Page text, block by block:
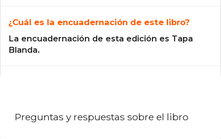
¿Cuál es la encuadernación de este libro?
La encuadernación de esta edición es Tapa
Blanda.
Preguntas y respuestas sobre el libro